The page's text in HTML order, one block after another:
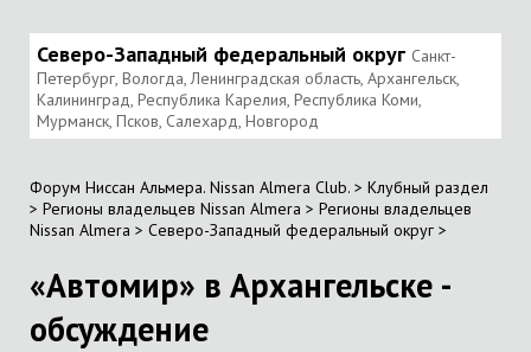
Северо-Западный федеральный округ Санкт-
Петербург, Вологда, Ленинградская область, Архангельск,
Калининград, Республика Карелия, Республика Коми,
Мурманск, Псков, Салехард, Новгород
Форум Ниссан Альмера. Nissan Almera Club. > Клубный раздел
> Регионы владельцев Nissan Almera > Регионы владельцев
Nissan Almera > Северо-Западный федеральный округ >
«Автомир» в Архангельске -
обсуждение